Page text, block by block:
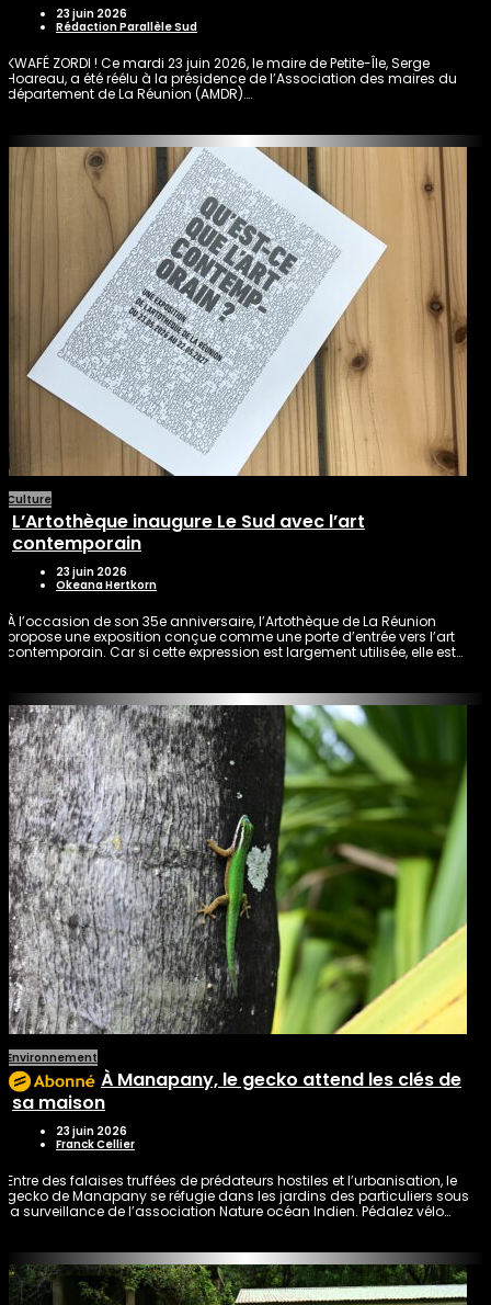
23 juin 2026
Rédaction Parallèle Sud
KWAFÉ ZORDI ! Ce mardi 23 juin 2026, le maire de Petite-Île, Serge
Hoareau, a été réélu à la présidence de l’Association des maires du
département de La Réunion (AMDR)….
Culture
L’Artothèque inaugure Le Sud avec l’art
contemporain
23 juin 2026
Okeana Hertkorn
À l’occasion de son 35e anniversaire, l’Artothèque de La Réunion
propose une exposition conçue comme une porte d’entrée vers l’art
contemporain. Car si cette expression est largement utilisée, elle est…
Environnement
À Manapany, le gecko attend les clés de
sa maison
23 juin 2026
Franck Cellier
Entre des falaises truffées de prédateurs hostiles et l’urbanisation, le
gecko de Manapany se réfugie dans les jardins des particuliers sous
la surveillance de l’association Nature océan Indien. Pédalez vélo…